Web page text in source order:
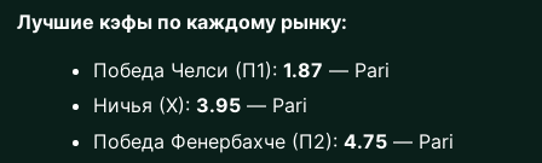
Лучшие кэфы по каждому рынку:
Победа Челси (П1): 1.87 — Pari
Ничья (Х): 3.95— Pari
Победа Фенербахче (П2): 4.75— Pari